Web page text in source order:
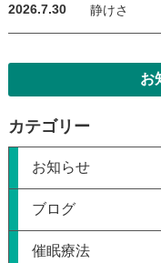
2026.7.30 静けさ
お
カテゴリー
お知らせ
ブログ
催眠療法